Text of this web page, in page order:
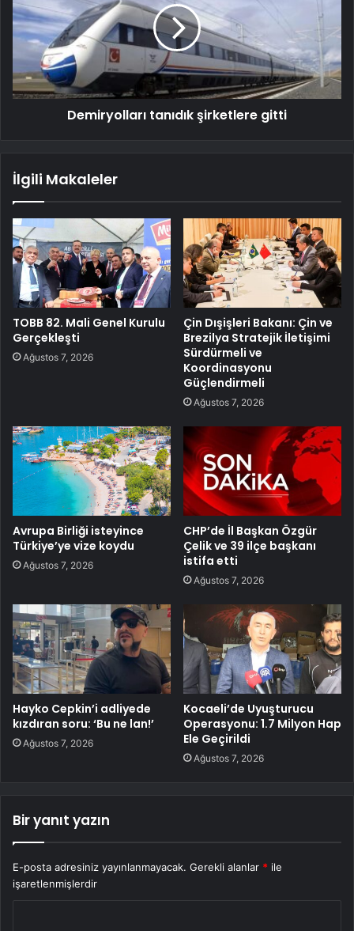
Demiryolları tanıdık şirketlere gitti
İlgili Makaleler
TOBB 82. Mali Genel Kurulu
Gerçekleşti
Ağustos 7, 2026
Çin Dışişleri Bakanı: Çin ve
Brezilya Stratejik İletişimi
Sürdürmeli ve
Koordinasyonu
Güçlendirmeli
Ağustos 7, 2026
Avrupa Birliği isteyince
Türkiye’ye vize koydu
Ağustos 7, 2026
CHP’de İl Başkan Özgür
Çelik ve 39 ilçe başkanı
istifa etti
Ağustos 7, 2026
Hayko Cepkin’i adliyede
kızdıran soru: ‘Bu ne lan!’
Ağustos 7, 2026
Kocaeli’de Uyuşturucu
Operasyonu: 1.7 Milyon Hap
Ele Geçirildi
Ağustos 7, 2026
Bir yanıt yazın
E-posta adresiniz yayınlanmayacak. Gerekli alanlar * ile
işaretlenmişlerdir